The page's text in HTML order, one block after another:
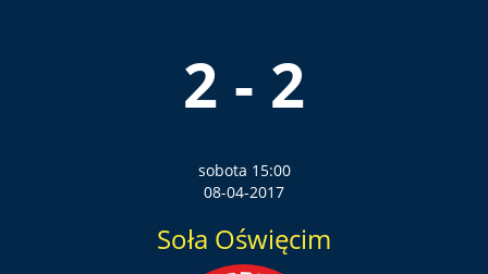
2 - 2
sobota 15:00
08-04-2017
Soła Oświęcim